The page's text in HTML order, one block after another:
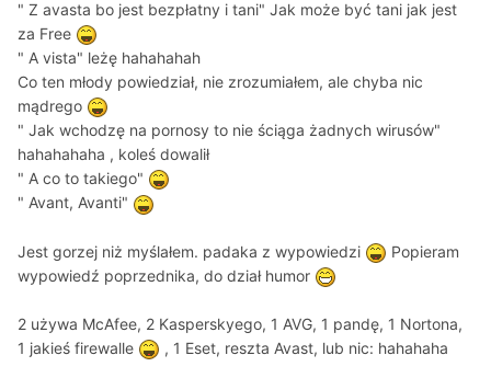
" Z avasta bo jest bezpłatny i tani" Jak może być tani jak jest
za Free
" A vista" leżę hahahahah
Co ten młody powiedział, nie zrozumiałem, ale chyba nic
mądrego
" Jak wchodzę na pornosy to nie ściąga żadnych wirusów"
hahahahaha , koleś dowalił
" A co to takiego"
" Avant, Avanti"
Jest gorzej niż myślałem. padaka z wypowiedzi
Popieram
wypowiedź poprzednika, do dział humor
2 używa McAfee, 2 Kasperskyego, 1 AVG, 1 pandę, 1 Nortona,
1 jakieś firewalle
, 1 Eset, reszta Avast, lub nic: hahahaha